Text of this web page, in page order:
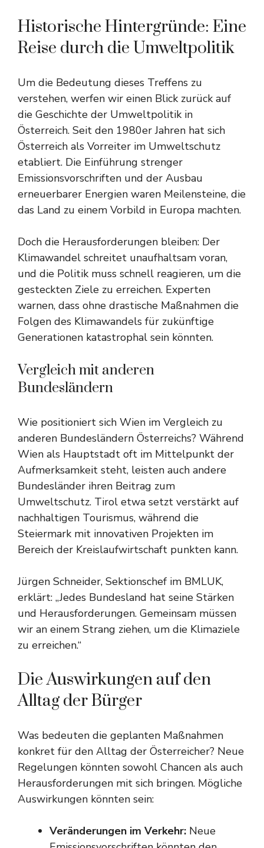
Historische Hintergründe: Eine
Reise durch die Umweltpolitik
Um die Bedeutung dieses Treffens zu
verstehen, werfen wir einen Blick zurück auf
die Geschichte der Umweltpolitik in
Österreich. Seit den 1980er Jahren hat sich
Österreich als Vorreiter im Umweltschutz
etabliert. Die Einführung strenger
Emissionsvorschriften und der Ausbau
erneuerbarer Energien waren Meilensteine, die
das Land zu einem Vorbild in Europa machten.
Doch die Herausforderungen bleiben: Der
Klimawandel schreitet unaufhaltsam voran,
und die Politik muss schnell reagieren, um die
gesteckten Ziele zu erreichen. Experten
warnen, dass ohne drastische Maßnahmen die
Folgen des Klimawandels für zukünftige
Generationen katastrophal sein könnten.
Vergleich mit anderen
Bundesländern
Wie positioniert sich Wien im Vergleich zu
anderen Bundesländern Österreichs? Während
Wien als Hauptstadt oft im Mittelpunkt der
Aufmerksamkeit steht, leisten auch andere
Bundesländer ihren Beitrag zum
Umweltschutz. Tirol etwa setzt verstärkt auf
nachhaltigen Tourismus, während die
Steiermark mit innovativen Projekten im
Bereich der Kreislaufwirtschaft punkten kann.
Jürgen Schneider, Sektionschef im BMLUK,
erklärt: „Jedes Bundesland hat seine Stärken
und Herausforderungen. Gemeinsam müssen
wir an einem Strang ziehen, um die Klimaziele
zu erreichen.“
Die Auswirkungen auf den
Alltag der Bürger
Was bedeuten die geplanten Maßnahmen
konkret für den Alltag der Österreicher? Neue
Regelungen könnten sowohl Chancen als auch
Herausforderungen mit sich bringen. Mögliche
Auswirkungen könnten sein:
Veränderungen im Verkehr: Neue